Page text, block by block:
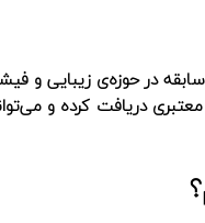
در حوزه‌ی زیبایی و
دریافت کرده و